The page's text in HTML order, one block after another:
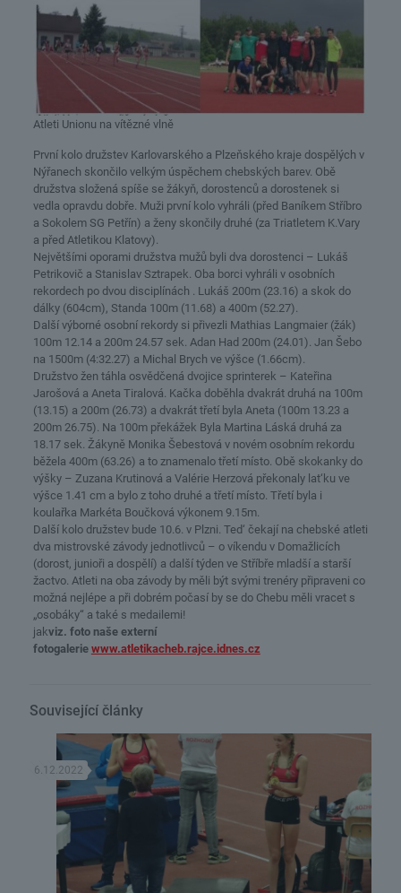
Atleti Unionu na vítězné vlně
První kolo družstev Karlovarského a Plzeňského kraje dospělých v
Nýřanech skončilo velkým úspěchem chebských barev. Obě
družstva složená spíše se žákyň, dorostenců a dorostenek si
vedla opravdu dobře. Muži první kolo vyhráli (před Baníkem Stříbro
a Sokolem SG Petřín) a ženy skončily druhé (za Triatletem K.Vary
a před Atletikou Klatovy).
Největšími oporami družstva mužů byli dva dorostenci – Lukáš
Petrikovič a Stanislav Sztrapek. Oba borci vyhráli v osobních
rekordech po dvou disciplínách . Lukáš 200m (23.16) a skok do
dálky (604cm), Standa 100m (11.68) a 400m (52.27).
Další výborné osobní rekordy si přivezli Mathias Langmaier (žák)
100m 12.14 a 200m 24.57 sek. Adan Had 200m (24.01). Jan Šebo
na 1500m (4:32.27) a Michal Brych ve výšce (1.66cm).
Družstvo žen táhla osvědčená dvojice sprinterek – Kateřina
Jarošová a Aneta Tiralová. Kačka doběhla dvakrát druhá na 100m
(13.15) a 200m (26.73) a dvakrát třetí byla Aneta (100m 13.23 a
200m 26.75). Na 100m překážek Byla Martina Láská druhá za
18.17 sek. Žákyně Monika Šebestová v novém osobním rekordu
běžela 400m (63.26) a to znamenalo třetí místo. Obě skokanky do
výšky – Zuzana Krutinová a Valérie Herzová překonaly lat‘ku ve
výšce 1.41 cm a bylo z toho druhé a třetí místo. Třetí byla i
koulařka Markéta Boučková výkonem 9.15m.
Další kolo družstev bude 10.6. v Plzni. Ted‘ čekají na chebské atleti
dva mistrovské závody jednotlivců – o víkendu v Domažlicích
(dorost, junioři a dospělí) a další týden ve Stříbře mladší a starší
žactvo. Atleti na oba závody by měli být svými trenéry připraveni co
možná nejlépe a při dobrém počasí by se do Chebu měli vracet s
„osobáky“ a také s medailemi!
jakviz. foto naše externí
fotogalerie www.atletikacheb.rajce.idnes.cz
Související články
6.12.2022